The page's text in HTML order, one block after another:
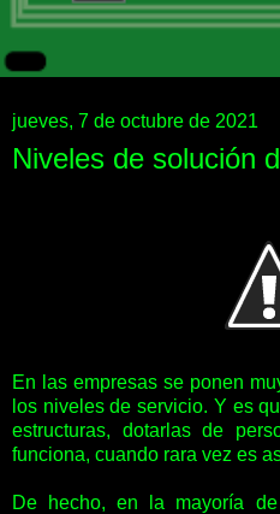
jueves, 7 de octubre de 2021
Niveles de solución
En las empresas se ponen
los niveles de servicio. Y es
estructuras, dotarlas de
funciona, cuando rara vez es
De hecho, en la mayoría